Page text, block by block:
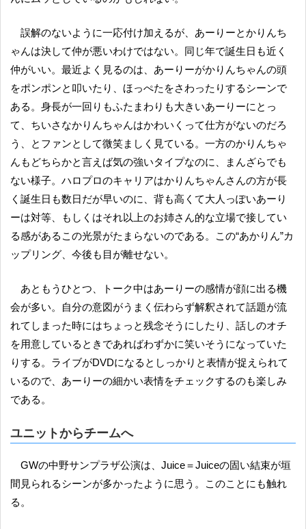
誤解のないように一応付け加えるが、あーりーとかりんち
ゃんは決して仲が悪いわけではない。同じ年で誕生日も近く
仲がいい。最近よく見るのは、あーりーがかりんちゃんの頭
をポンポンと叩いたり、ほっぺたをさわったりするシーンで
ある。身長が一回りもふたまわりも大きいあーりーにとっ
て、ちいさなかりんちゃんはかわいくって仕方がないのだろ
う、とファンとして微笑ましく見ている。一方のかりんちゃ
んもどちらかと言えば気の強いタイプなのに、まんざらでも
ない様子。ハロプロのキャリアはかりんちゃんさんの方が長
く誕生日も数日だが早いのに、背も高くて大人っぽいあーり
ーは対等、もしくはそれ以上のお姉さん的な立場で接してい
る感があるこの光景がたまらないのである。この“あかりん”カ
ップリング、今後も目が離せない。
あともうひとつ、トーク中はあーりーの感情が顔に出る機
会が多い。自分の意図がうまく伝わらず解釈されて話題が流
れてしまった時にはちょっと残念そうにしたり、話しのオチ
を用意しているときであればわずかに笑いそうになっていた
りする。ライブがDVDになるとしっかりと表情が捉えられて
いるので、あーりーの細かい表情をチェックするのも楽しみ
である。
ユニットからチームへ
GWの中野サンプラザ公演は、Juice＝Juiceの固い結束が垣
間見られるシーンが多かったように思う。このことにも触れ
る。